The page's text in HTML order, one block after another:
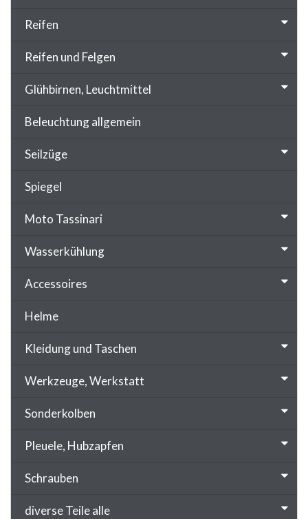
Reifen
Reifen und Felgen
Glühbirnen, Leuchtmittel
Beleuchtung allgemein
Seilzüge
Spiegel
Moto Tassinari
Wasserkühlung
Accessoires
Helme
Kleidung und Taschen
Werkzeuge, Werkstatt
Sonderkolben
Pleuele, Hubzapfen
Schrauben
diverse Teile alle